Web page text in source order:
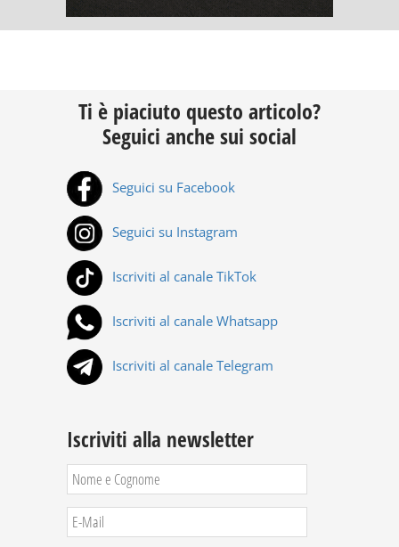
Ti è piaciuto questo articolo?
Seguici anche sui social
Seguici su Facebook
Seguici su Instagram
Iscriviti al canale TikTok
Iscriviti al canale Whatsapp
Iscriviti al canale Telegram
Iscriviti alla newsletter